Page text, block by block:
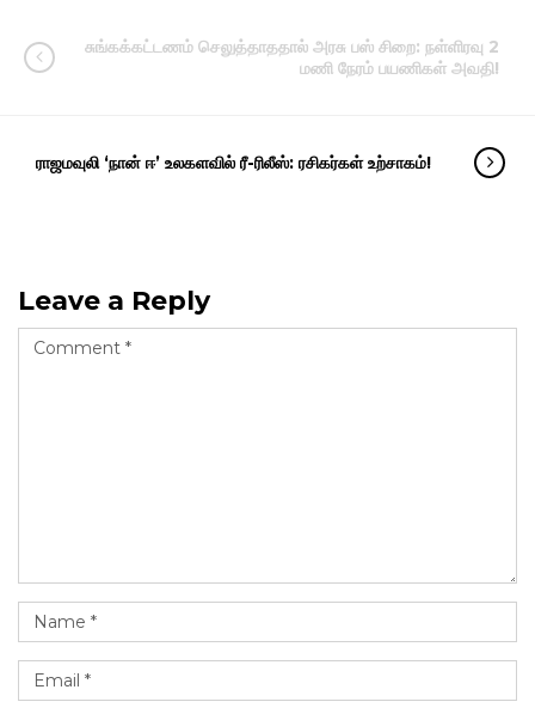
சுங்கக்கட்டணம் செலுத்தாததால் அரசு பஸ் சிறை: நள்ளிரவு 2
மணி நேரம் பயணிகள் அவதி!
ராஜமவுலி ‘நான் ஈ’ உலகளவில் ரீ-ரிலீஸ்: ரசிகர்கள் உற்சாகம்!
Leave a Reply